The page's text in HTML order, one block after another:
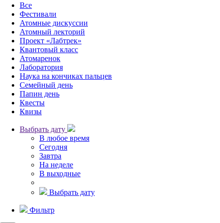
Все
Фестивали
Атомные дискуссии
Атомный лекторий
Проект «Лабтрек»
Квантовый класс
Атомаренок
Лаборатория
Наука на кончиках пальцев
Семейный день
Папин день
Квесты
Квизы
Выбрать дату
В любое время
Сегодня
Завтра
На неделе
В выходные
Выбрать дату
Фильтр